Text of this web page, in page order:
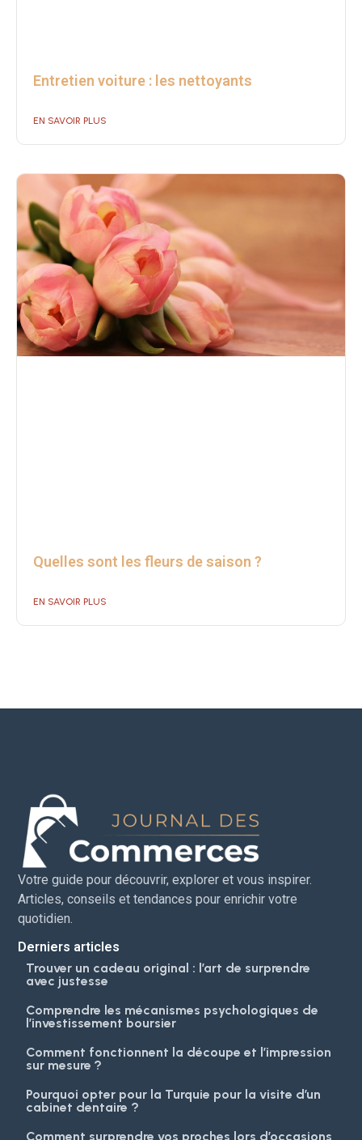
Entretien voiture : les nettoyants
EN SAVOIR PLUS
Quelles sont les fleurs de saison ?
EN SAVOIR PLUS
Votre guide pour découvrir, explorer et vous inspirer.
Articles, conseils et tendances pour enrichir votre
quotidien.
Derniers articles
Trouver un cadeau original : l’art de surprendre
avec justesse
Comprendre les mécanismes psychologiques de
l’investissement boursier
Comment fonctionnent la découpe et l’impression
sur mesure ?
Pourquoi opter pour la Turquie pour la visite d’un
cabinet dentaire ?
Comment surprendre vos proches lors d’occasions